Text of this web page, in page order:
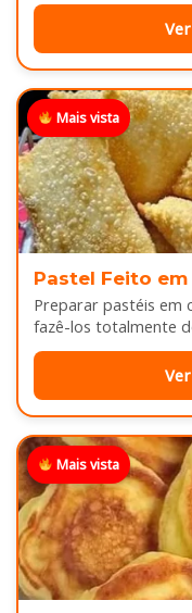
Mais vista
Pastel Feito em
Preparar pastéis em
fazê-los totalmente
melhor ainda...
Mais vista